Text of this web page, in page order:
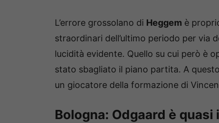
L’errore grossolano di Heggem è
straordinari dell’ultimo periodo per via
lucidità evidente. Quello su cui però è
stato sbagliato il piano partita. A
un giocatore della formazione di
Bologna: Odgaard è